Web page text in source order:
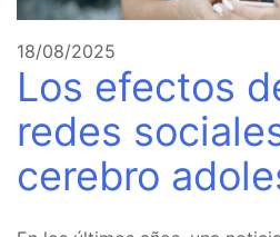
18/08/2025
Los efectos
redes
cerebro